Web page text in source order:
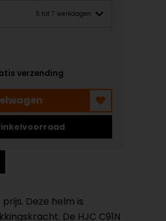
5 tot 7 werkdagen
verzending
Deze helm is
De HJC C91N